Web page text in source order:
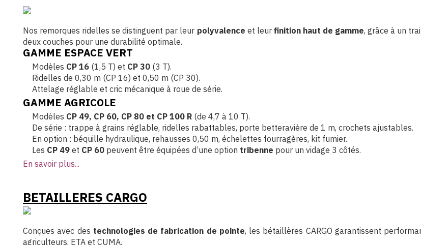
Nos remorques ridelles se distinguent par leur polyvalence et leur finition haut de gamme, grâce à un
deux couches pour une durabilité optimale.
GAMME ESPACE VERT
Modèles CP 16 (1,5 T) et CP 30 (3 T).
Ridelles de 0,30 m (CP 16) et 0,50 m (CP 30).
Attelage réglable et cric mécanique à roue de série.
GAMME AGRICOLE
Modèles CP 49, CP 60, CP 80 et CP 100 R (de 4,7 à 10 T).
De série : trappe à grains réglable, ridelles rabattables, porte betteravière de 1 m, crochets ajustables.
En option : béquille hydraulique, rehausses 0,50 m, échelettes fourragères, kit fumier.
Les CP 49 et CP 60 peuvent être équipées d’une option tribenne pour un vidage 3 côtés.
En savoir plus...
BETAILLERES CARGO
Conçues avec des technologies de fabrication de pointe, les bétaillères CARGO garantissent
agriculteurs, ETA et CUMA.